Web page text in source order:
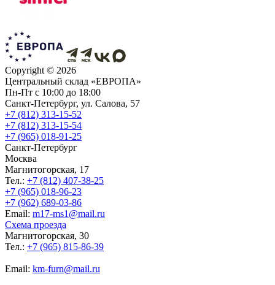
Copyright © 2026
Центральный склад «ЕВРОПА»
Пн-Пт с 10:00 до 18:00
Санкт-Петербург, ул. Салова, 57
+7 (812) 313-15-52
+7 (812) 313-15-54
+7 (965) 018-91-25
Санкт-Петербург
Москва
Магнитогорская, 17
Тел.: +7 (812) 407-38-25
+7 (965) 018-96-23
+7 (962) 689-03-86
Еmail: m17-ms1@mail.ru
Схема проезда
Магнитогорская, 30
Тел.: +7 (965) 815-86-39
Еmail: km-furn@mail.ru